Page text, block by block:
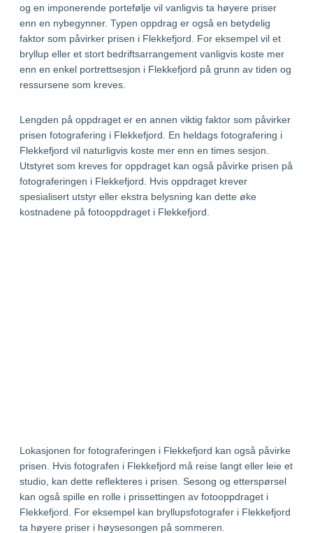
og en imponerende portefølje vil vanligvis ta høyere priser
enn en nybegynner. Typen oppdrag er også en betydelig
faktor som påvirker prisen i Flekkefjord. For eksempel vil et
bryllup eller et stort bedriftsarrangement vanligvis koste mer
enn en enkel portrettsesjon i Flekkefjord på grunn av tiden og
ressursene som kreves.
Lengden på oppdraget er en annen viktig faktor som påvirker
prisen fotografering i Flekkefjord. En heldags fotografering i
Flekkefjord vil naturligvis koste mer enn en times sesjon.
Utstyret som kreves for oppdraget kan også påvirke prisen på
fotograferingen i Flekkefjord. Hvis oppdraget krever
spesialisert utstyr eller ekstra belysning kan dette øke
kostnadene på fotooppdraget i Flekkefjord.
Lokasjonen for fotograferingen i Flekkefjord kan også påvirke
prisen. Hvis fotografen i Flekkefjord må reise langt eller leie et
studio, kan dette reflekteres i prisen. Sesong og etterspørsel
kan også spille en rolle i prissettingen av fotooppdraget i
Flekkefjord. For eksempel kan bryllupsfotografer i Flekkefjord
ta høyere priser i høysesongen på sommeren.